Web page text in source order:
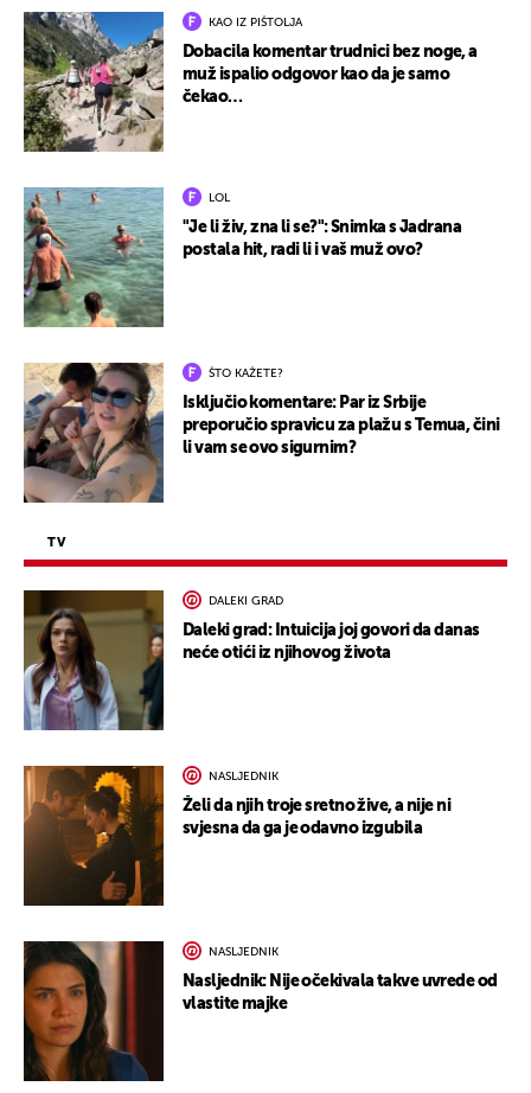
KAO IZ PIŠTOLJA
Dobacila komentar trudnici bez noge, a
muž ispalio odgovor kao da je samo
čekao…
LOL
"Je li živ, zna li se?": Snimka s Jadrana
postala hit, radi li i vaš muž ovo?
ŠTO KAŽETE?
Isključio komentare: Par iz Srbije
preporučio spravicu za plažu s Temua, čini
li vam se ovo sigurnim?
TV
DALEKI GRAD
Daleki grad: Intuicija joj govori da danas
neće otići iz njihovog života
NASLJEDNIK
Želi da njih troje sretno žive, a nije ni
svjesna da ga je odavno izgubila
NASLJEDNIK
Nasljednik: Nije očekivala takve uvrede od
vlastite majke